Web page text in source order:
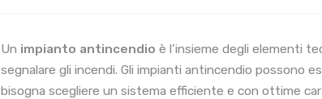
Un impianto antincendio è l’insieme degli elementi
segnalare gli incendi. Gli impianti antincendio possono
bisogna scegliere un sistema efficiente e con ottime